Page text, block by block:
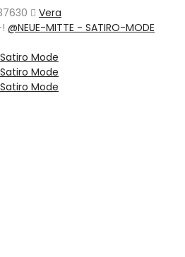
Vera
! @NEUE-MITTE - SATIRO-MODE